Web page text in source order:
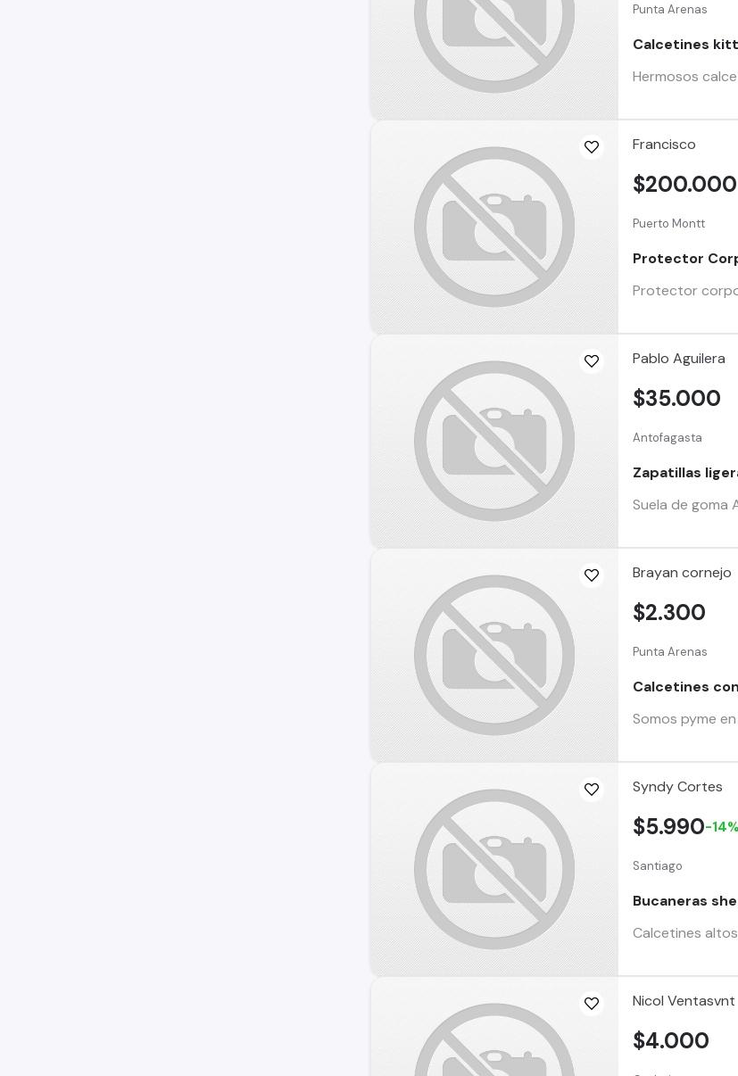
Punta Arenas
Calcetines
Hermosos
Francisco
Puerto Montt
Protector
Protector
$200.000
Pablo Aguilera
Antofagasta
Zapatillas
Suela de goma
$35.000
Brayan cornejo
Punta Arenas
Calcetines
Somos pyme
$2.300
Syndy Cortes
Santiago
Bucaneras
Calcetines
$5.990-14%
Nicol Ventasvnt
$4.000